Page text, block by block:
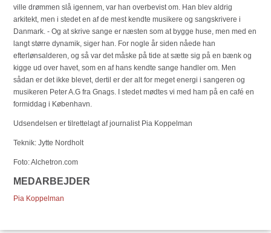
ville drømmen slå igennem, var han overbevist om. Han blev aldrig
arkitekt, men i stedet en af de mest kendte musikere og sangskrivere i
Danmark. - Og at skrive sange er næsten som at bygge huse, men med en
langt større dynamik, siger han. For nogle år siden nåede han
efterlønsalderen, og så var det måske på tide at sætte sig på en bænk og
kigge ud over havet, som en af hans kendte sange handler om. Men
sådan er det ikke blevet, dertil er der alt for meget energi i sangeren og
musikeren Peter A.G fra Gnags. I stedet mødtes vi med ham på en café en
formiddag i København.
Udsendelsen er tilrettelagt af journalist Pia Koppelman
Teknik: Jytte Nordholt
Foto: Alchetron.com
MEDARBEJDER
Pia Koppelman